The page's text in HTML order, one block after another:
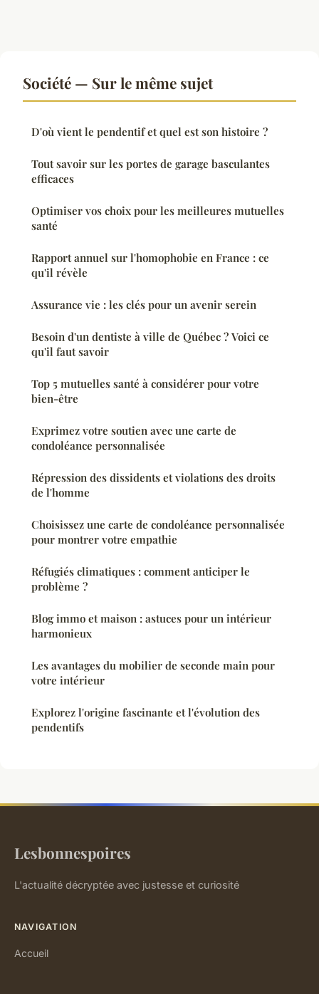
Société — Sur le même sujet
D'où vient le pendentif et quel est son histoire ?
Tout savoir sur les portes de garage basculantes
efficaces
Optimiser vos choix pour les meilleures mutuelles
santé
Rapport annuel sur l'homophobie en France : ce
qu'il révèle
Assurance vie : les clés pour un avenir serein
Besoin d'un dentiste à ville de Québec ? Voici ce
qu'il faut savoir
Top 5 mutuelles santé à considérer pour votre
bien-être
Exprimez votre soutien avec une carte de
condoléance personnalisée
Répression des dissidents et violations des droits
de l'homme
Choisissez une carte de condoléance personnalisée
pour montrer votre empathie
Réfugiés climatiques : comment anticiper le
problème ?
Blog immo et maison : astuces pour un intérieur
harmonieux
Les avantages du mobilier de seconde main pour
votre intérieur
Explorez l'origine fascinante et l'évolution des
pendentifs
Lesbonnespoires
L'actualité décryptée avec justesse et curiosité
NAVIGATION
Accueil